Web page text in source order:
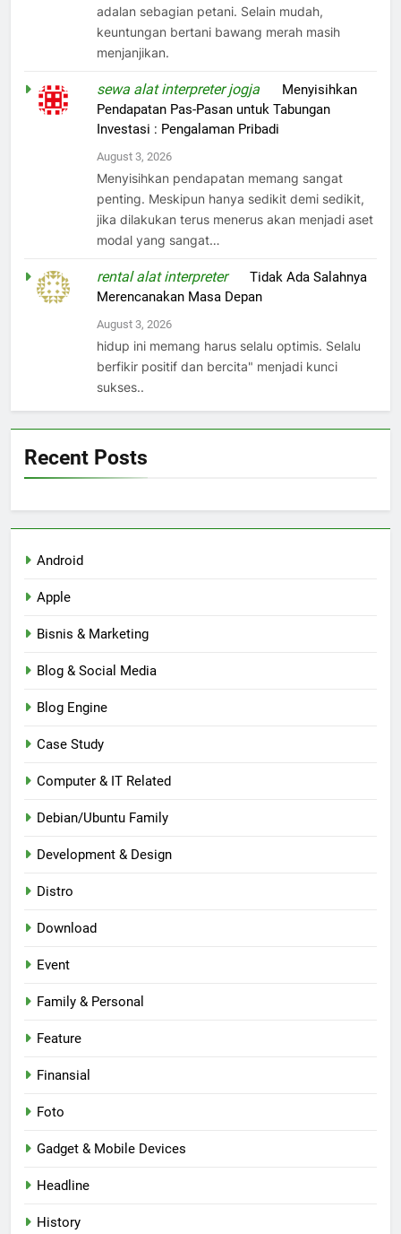
adalan sebagian petani. Selain mudah,
keuntungan bertani bawang merah masih
menjanjikan.
sewa alat interpreter jogja
Menyisihkan
Pendapatan Pas-Pasan untuk Tabungan
Investasi : Pengalaman Pribadi
August 3, 2026
Menyisihkan pendapatan memang sangat
penting. Meskipun hanya sedikit demi sedikit,
jika dilakukan terus menerus akan menjadi aset
modal yang sangat…
rental alat interpreteronTidak Ada Salahnya
Merencanakan Masa Depan
August 3, 2026
hidup ini memang harus selalu optimis. Selalu
berfikir positif dan bercita" menjadi kunci
sukses..
Recent Posts
Android
Apple
Bisnis & Marketing
Blog & Social Media
Blog Engine
Case Study
Computer & IT Related
Debian/Ubuntu Family
Development & Design
Distro
Download
Event
Family & Personal
Feature
Finansial
Foto
Gadget & Mobile Devices
Headline
History